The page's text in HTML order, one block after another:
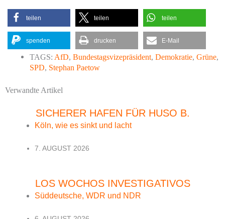
teilen teilen teilen
spenden drucken E-Mail
TAGS: AfD,Bundestagsvizepräsident,Demokratie,Grüne,
SPD, Stephan Paetow
Verwandte Artikel
SICHERER HAFEN FÜR HUSO B.
Köln, wie es sinkt und lacht
7. AUGUST 2026
LOS WOCHOS INVESTIGATIVOS
Süddeutsche, WDR und NDR